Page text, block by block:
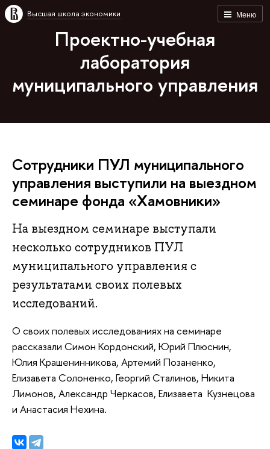
Меню
Высшая школа экономики
Проектно-учебная
лаборатория
муниципального управления
Сотрудники ПУЛ муниципального
управления выступили на выездном
семинаре фонда «Хамовники»
На выездном семинаре выступали
несколько сотрудников ПУЛ
муниципального управления с
результатами своих полевых
исследований.
О своих полевых исследованиях на семинаре
рассказали Симон Кордонский, Юрий Плюснин,
Юлия Крашенинникова, Артемий Позаненко,
Елизавета Солоненко, Георгий Сталинов, Никита
Лимонов, Александр Черкасов, Елизавета Кузнецова
и Анастасия Нехина.